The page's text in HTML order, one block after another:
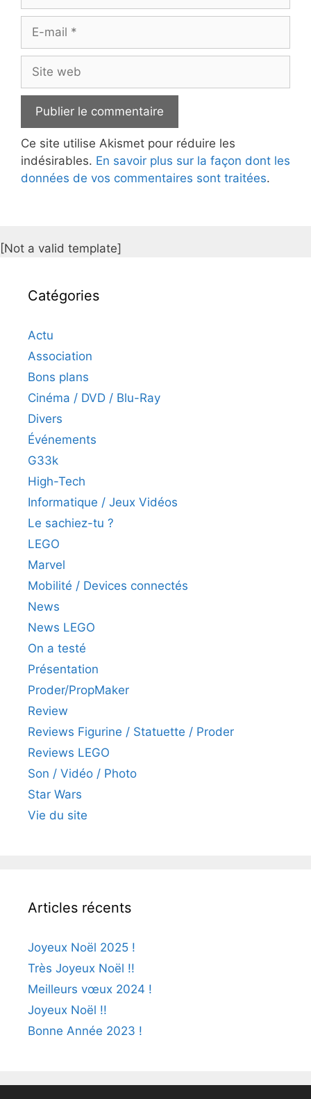
Site
web
Ce site utilise Akismet pour réduire les
indésirables. En savoir plus sur la façon dont les
données de vos commentaires sont traitées.
[Not a valid template]
Catégories
Actu
Association
Bons plans
Cinéma / DVD / Blu-Ray
Divers
Événements
G33k
High-Tech
Informatique / Jeux Vidéos
Le sachiez-tu ?
LEGO
Marvel
Mobilité / Devices connectés
News
News LEGO
On a testé
Présentation
Proder/PropMaker
Review
Reviews Figurine / Statuette / Proder
Reviews LEGO
Son / Vidéo / Photo
Star Wars
Vie du site
Articles récents
Joyeux Noël 2025 !
Très Joyeux Noël !!
Meilleurs vœux 2024 !
Joyeux Noël !!
Bonne Année 2023 !